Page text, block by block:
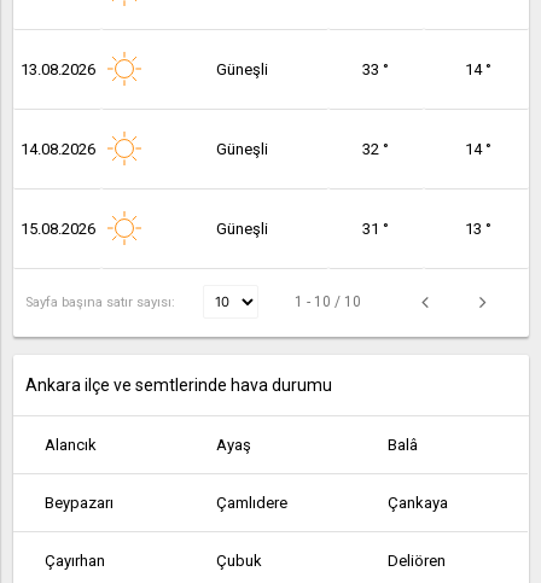
13.08.2026 Güneşli 33 ° 14 °
14.08.2026 Güneşli 32 ° 14 °
15.08.2026 Güneşli 31 ° 13 °
Sayfa başına satır sayısı: 1 - 10 / 10
Ankara ilçe ve semtlerinde hava durumu
Alancık Ayaş Balâ
Beypazarı Çamlıdere Çankaya
Çayırhan Çubuk Deliören